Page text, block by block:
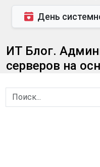
День системного
ИТ Блог.
серверов на